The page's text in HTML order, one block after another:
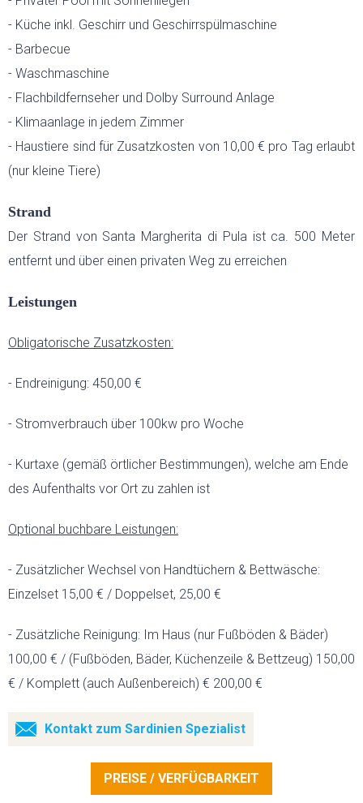
- Küche inkl. Geschirr und Geschirrspülmaschine
- Barbecue
- Waschmaschine
- Flachbildfernseher und Dolby Surround Anlage
- Klimaanlage in jedem Zimmer
- Haustiere sind für Zusatzkosten von 10,00 € pro Tag erlaubt
(nur kleine Tiere)
Strand
Der Strand von Santa Margherita di Pula ist ca. 500 Meter
entfernt und über einen privaten Weg zu erreichen
Leistungen
Obligatorische Zusatzkosten:
- Endreinigung: 450,00 €
- Stromverbrauch über 100kw pro Woche
- Kurtaxe (gemäß örtlicher Bestimmungen), welche am Ende
des Aufenthalts vor Ort zu zahlen ist
Optional buchbare Leistungen:
- Zusätzlicher Wechsel von Handtüchern & Bettwäsche:
Einzelset 15,00 € / Doppelset, 25,00 €
- Zusätzliche Reinigung: Im Haus (nur Fußböden & Bäder)
100,00 € / (Fußböden, Bäder, Küchenzeile & Bettzeug) 150,00
€ / Komplett (auch Außenbereich) € 200,00 €
Kontakt zum Sardinien Spezialist
PREISE / VERFÜGBARKEIT